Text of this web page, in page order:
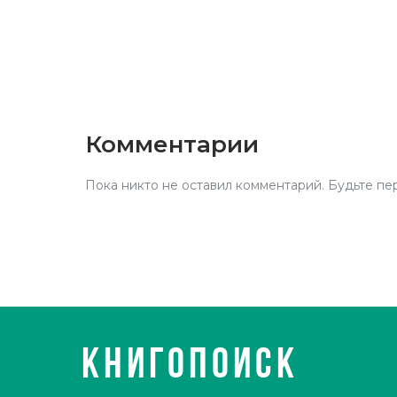
Комментарии
Пока никто не оставил комментарий. Будьте
КНИГОПОИСК